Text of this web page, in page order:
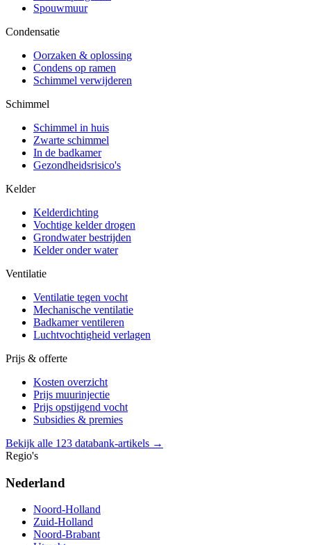
Spouwmuur
Condensatie
Oorzaken & oplossing
Condens op ramen
Schimmel verwijderen
Schimmel
Schimmel in huis
Zwarte schimmel
In de badkamer
Gezondheidsrisico's
Kelder
Kelderdichting
Vochtige kelder drogen
Grondwater bestrijden
Kelder onder water
Ventilatie
Ventilatie tegen vocht
Mechanische ventilatie
Badkamer ventileren
Luchtvochtigheid verlagen
Prijs & offerte
Kosten overzicht
Prijs muurinjectie
Prijs opstijgend vocht
Subsidies & premies
Bekijk alle 123 databank-artikels →
Regio's
Nederland
Noord-Holland
Zuid-Holland
Noord-Brabant